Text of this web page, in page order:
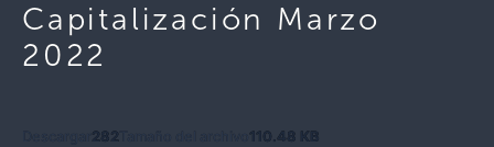
Capitalización Marzo
2022
282
110.48 KB